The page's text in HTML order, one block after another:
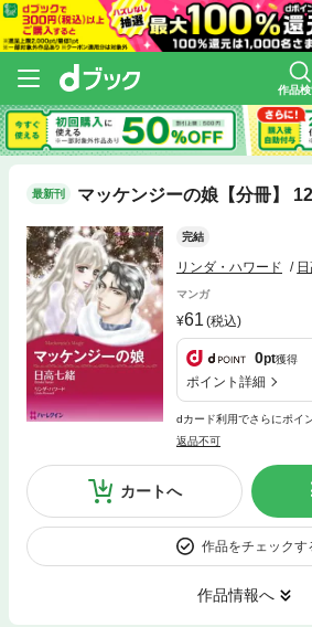
作品
最新刊 マッケンジーの娘【分冊】
完結
リンダ・ハワード
マンガ
61 (税込)
0pt獲得
ポイント詳細
dカード利用でさらにポイ
返品不可
カートへ
作品をチェックす
作品情報へ